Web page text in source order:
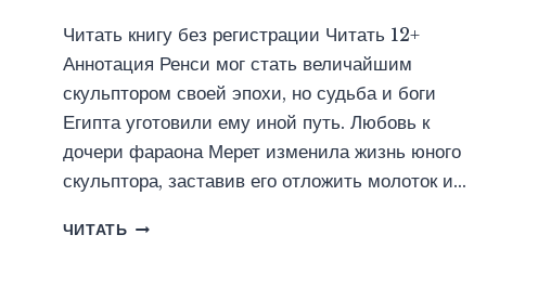
Читать книгу без регистрации Читать 12+
Аннотация Ренси мог стать величайшим
скульптором своей эпохи, но судьба и боги
Египта уготовили ему иной путь. Любовь к
дочери фараона Мерет изменила жизнь юного
скульптора, заставив его отложить молоток и…
ЧИТАТЬ ЕГИПТЯНИН.